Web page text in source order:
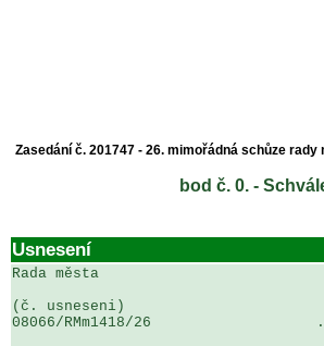
Zasedání č. 201747 - 26. mimořádná schůze rady
bod č. 0. -
Usnesení
Rada města
(č. usneseni)
08066/RMm1418/26